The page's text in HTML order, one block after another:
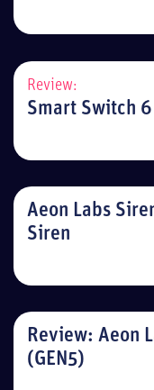
Review:
Smart Switch 6
Aeon Labs
Siren
Review: Aeon
(GEN5)